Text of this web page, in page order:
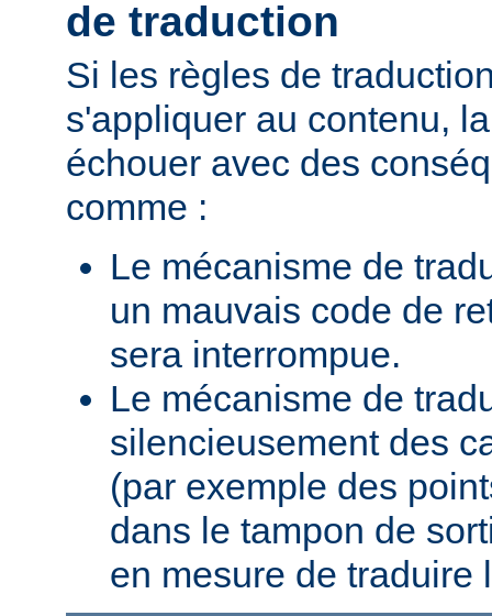
de traduction
Si les règles de
s'appliquer au contenu,
échouer avec des
comme :
Le mécanisme de
un mauvais code de
sera interrompue.
Le mécanisme de
silencieusement des
(par exemple des
dans le tampon de
en mesure de traduire